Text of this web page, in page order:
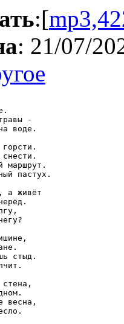
:[
: 21/07/
-
воде.
маршрут.
пастух.
а живёт
стыд.
весна,